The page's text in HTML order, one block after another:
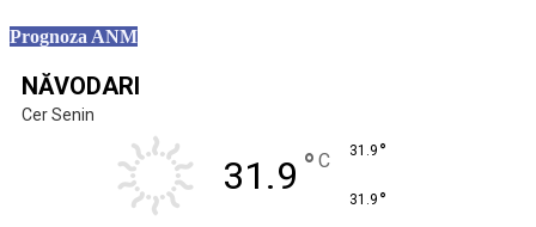
Prognoza ANM
NĂVODARI
Cer Senin
31.9 ° C 31.9 °
31.9 °